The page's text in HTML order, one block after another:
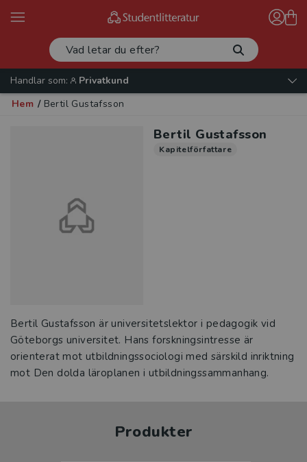
Handlar som:
Privatkund
Hem / Bertil Gustafsson
Bertil Gustafsson
Kapitelförfattare
Bertil Gustafsson är universitetslektor i pedagogik vid
Göteborgs universitet. Hans forskningsintresse är
orienterat mot utbildningssociologi med särskild inriktning
mot Den dolda läroplanen i utbildningssammanhang.
Produkter